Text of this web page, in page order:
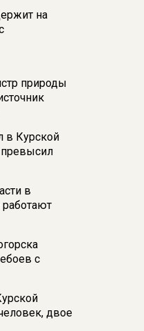
на
природы
в Курской
превысил
в
работают
с
двое